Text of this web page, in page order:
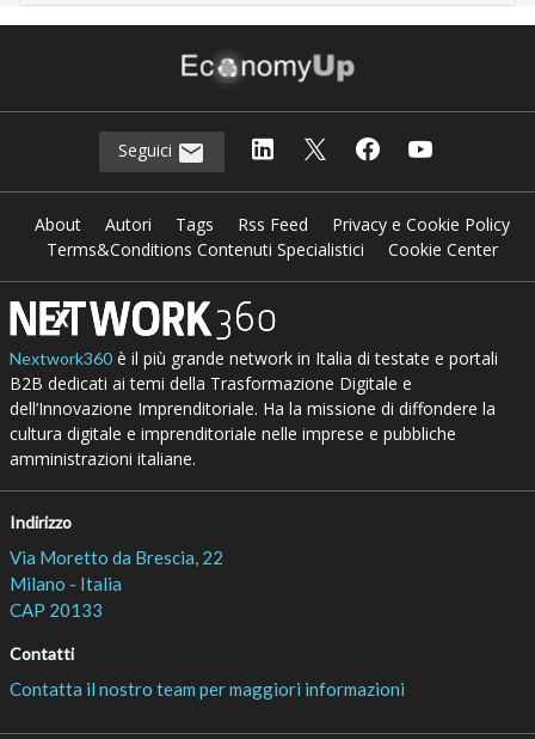
Seguici
About Autori Tags Rss Feed
Privacy e Cookie Policy
Terms&Conditions Contenuti Specialistici
Cookie Center
Nextwork360è il più grande network in Italia di testate e portali
B2B dedicati ai temi della Trasformazione Digitale e
dell’Innovazione Imprenditoriale. Ha la missione di diffondere la
cultura digitale e imprenditoriale nelle imprese e pubbliche
amministrazioni italiane.
Indirizzo
Via Moretto da Brescia, 22
Milano - Italia
CAP 20133
Contatti
Contatta il nostro team per maggiori informazioni